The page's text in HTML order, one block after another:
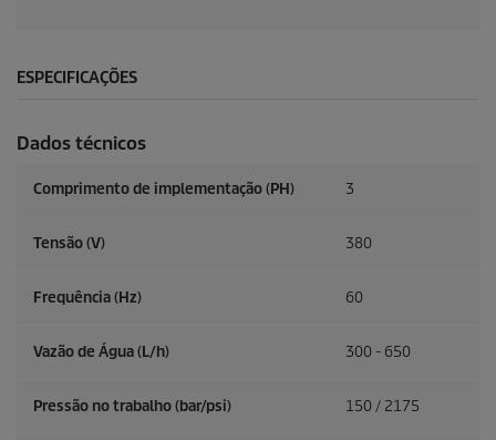
ESPECIFICAÇÕES
Dados técnicos
Comprimento de implementação (PH) 3
Tensão (V) 380
Frequência (Hz) 60
Vazão de Água (L/h) 300 - 650
Pressão no trabalho (bar/psi) 150 / 2175